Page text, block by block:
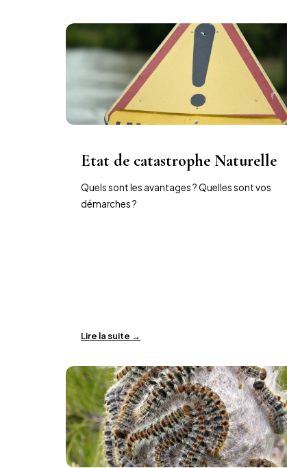
Etat de catastrophe Naturelle
Quels sont les avantages ? Quelles sont vos
démarches ?
Lire la suite →